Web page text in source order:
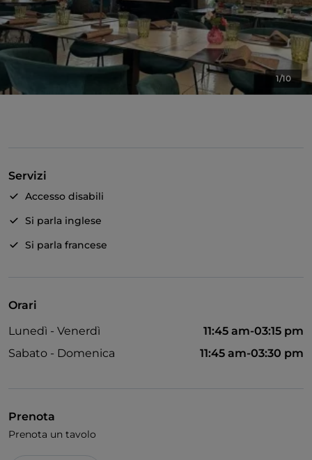
1/10
Servizi
Accesso disabili
Si parla inglese
Si parla francese
Orari
Lunedì - Venerdì
11:45 am-03:15 pm
Sabato - Domenica
11:45 am-03:30 pm
Prenota
Prenota un tavolo